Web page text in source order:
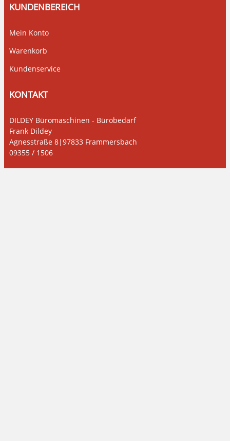
KUNDENBEREICH
Mein Konto
Warenkorb
Kundenservice
KONTAKT
DILDEY Büromaschinen - Bürobedarf
Frank Dildey
Agnesstraße 8|97833 Frammersbach
09355 / 1506